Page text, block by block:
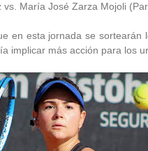
María José Zarza Mojoli
en esta jornada se sortearán
implicar más acción para los